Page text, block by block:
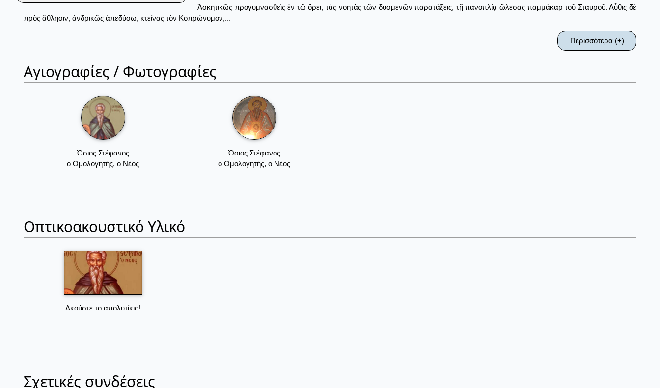
Ἀσκητικῶς προγυμνασθεὶς ἐν τῷ ὄρει, τὰς νοητὰς τῶν δυσμενῶν παρατάξεις, τῇ πανοπλίᾳ ὤλεσας παμμάκαρ τοῦ Σταυροῦ. Αὖθις δὲ
πρὸς ἄθλησιν, ἀνδρικῶς ἀπεδύσω, κτείνας τὸν Κοπρώνυμον,...
Περισσότερα (+)
Αγιογραφίες / Φωτογραφίες
Όσιος Στέφανος
ο Ομολογητής, ο Νέος
Όσιος Στέφανος
ο Ομολογητής, ο Νέος
Οπτικοακουστικό Υλικό
Ακούστε το απολυτίκιο!
Σχετικές συνδέσεις